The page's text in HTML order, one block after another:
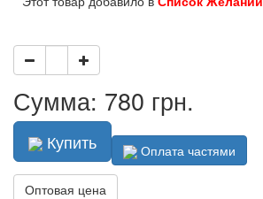
Сумма: 780 грн.
Купить Оплата частями
Оптовая цена